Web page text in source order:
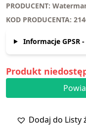
PRODUCENT:
KOD PRODUCENTA:
Informacje GPSR
Produkt
Dodaj do Listy